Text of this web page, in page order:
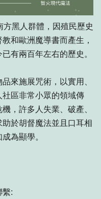
黑人群體，因殖民歷史
和歐洲魔導書而產生，
有兩百年左右的歷史。
來施展咒術，以實用、
區非常小眾的領域傳
，許多人失業、破產、
於胡督魔法並且口耳相
為顯學。
繫: